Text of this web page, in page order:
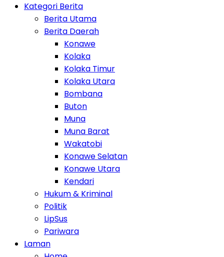
Kategori Berita
Berita Utama
Berita Daerah
Konawe
Kolaka
Kolaka Timur
Kolaka Utara
Bombana
Buton
Muna
Muna Barat
Wakatobi
Konawe Selatan
Konawe Utara
Kendari
Hukum & Kriminal
Politik
LipSus
Pariwara
Laman